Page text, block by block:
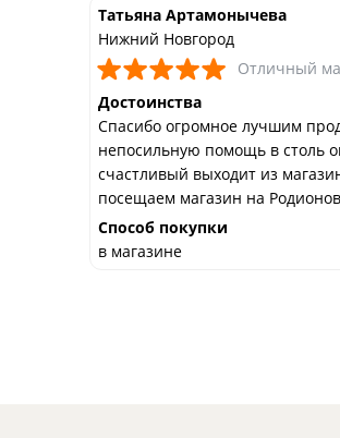
Татьяна Артамонычева
Нижний Новгород
Отличный
Достоинства
Спасибо огромное лучшим
непосильную помощь в столь
счастливый выходит из
посещаем магазин на
Способ покупки
в магазине